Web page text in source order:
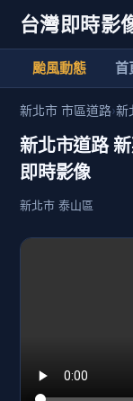
台灣即時影
颱風動態 首
新北市 市區道路›新
新北市道路
即時影像
新北市 泰山區